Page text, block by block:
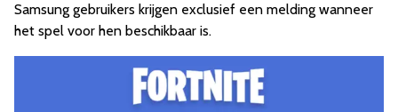
Samsung gebruikers krijgen exclusief een melding wanneer
het spel voor hen beschikbaar is.